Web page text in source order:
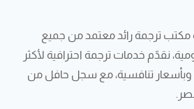
مكتب ترجمة رائد معتمد من جميع
نقدّم خدمات ترجمة احترافية لأكثر
وبأسعار تنافسية، مع سجل حافل من